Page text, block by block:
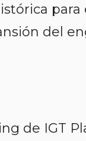
del
de IGT